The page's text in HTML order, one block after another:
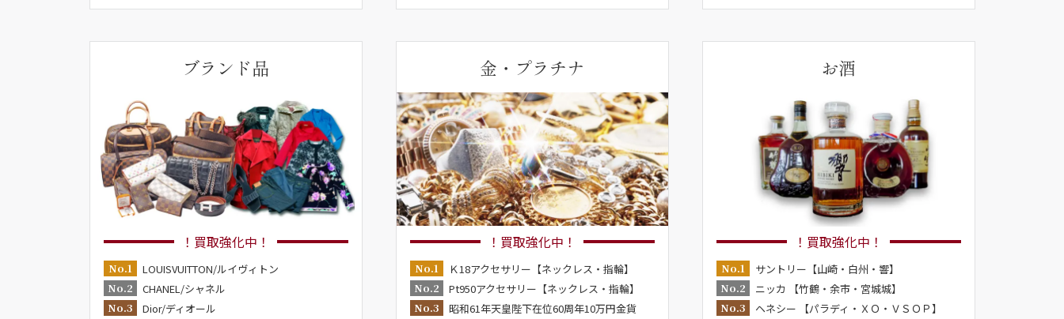
ブランド品
！買取強化中！
No.1
LOUISVUITTON/ルイヴィトン
No.2
CHANEL/シャネル
No.3
Dior/ディオール
金・プラチナ
！買取強化中！
No.1
Ｋ18アクセサリー【ネックレス・指輪】
No.2
Pt950アクセサリー【ネックレス・指輪】
No.3
昭和61年天皇陛下在位60周年10万円金貨
お酒
！買取強化中！
No.1
サントリー【山崎・白州・響】
No.2
ニッカ 【竹鶴・余市・宮城城】
No.3
ヘネシー 【パラディ・ＸＯ・ＶＳＯＰ】